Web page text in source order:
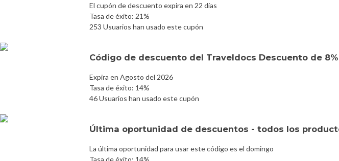
El cupón de descuento expira en 22 días
Tasa de éxito: 21%
253 Usuarios han usado este cupón
Código de descuento del Traveldocs Descuento de 8%
Expira en Agosto del 2026
Tasa de éxito: 14%
46 Usuarios han usado este cupón
Última oportunidad de descuentos - todos los
La última oportunidad para usar este código es el domingo
Tasa de éxito: 14%